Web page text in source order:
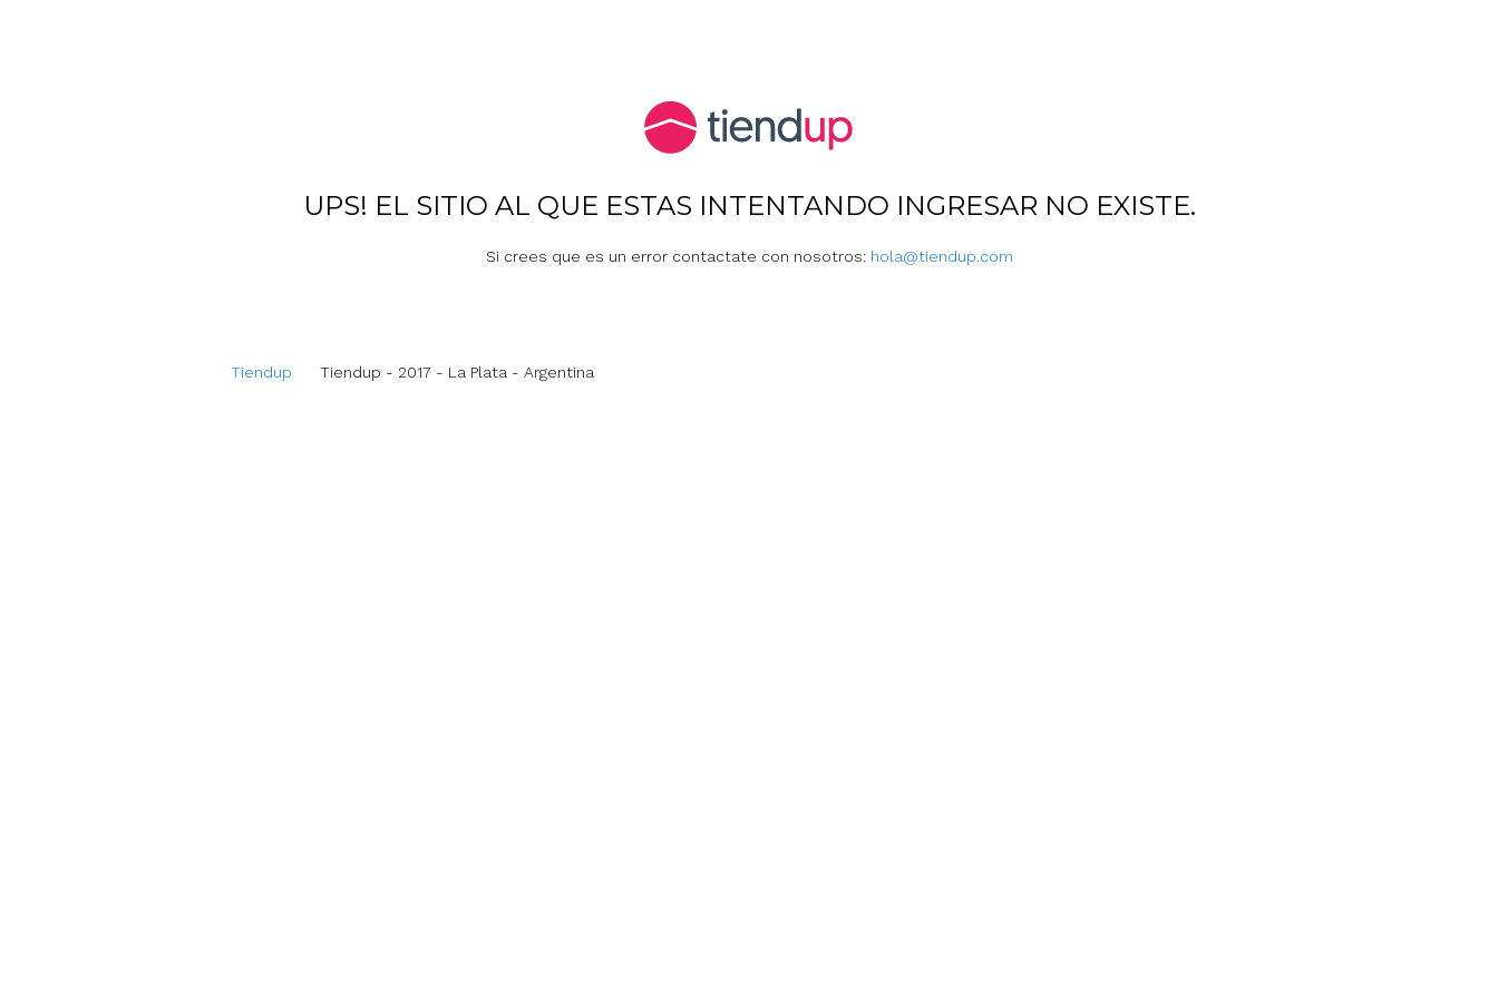
UPS! EL SITIO AL QUE ESTAS INTENTANDO INGRESAR NO EXISTE.
Si crees que es un error contactate con nosotros: hola@tiendup.com
Tiendup Tiendup - 2017 - La Plata - Argentina